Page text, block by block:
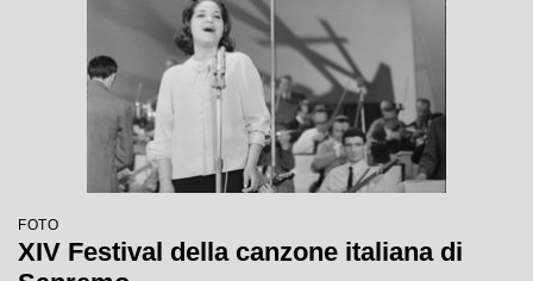
FOTO
XIV Festival della canzone italiana di